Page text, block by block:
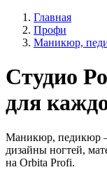
Главная
Профи
Маникюр,
Студио
для
Маникюр, педикюр
дизайны ногтей,
на Orbita Profi.